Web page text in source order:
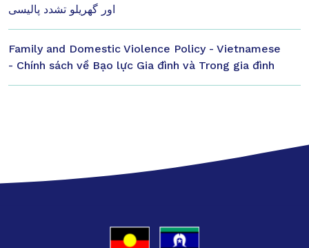
اور گھریلو تشدد پالیسی
Family and Domestic Violence Policy - Vietnamese
- Chính sách về Bạo lực Gia đình và Trong gia đình